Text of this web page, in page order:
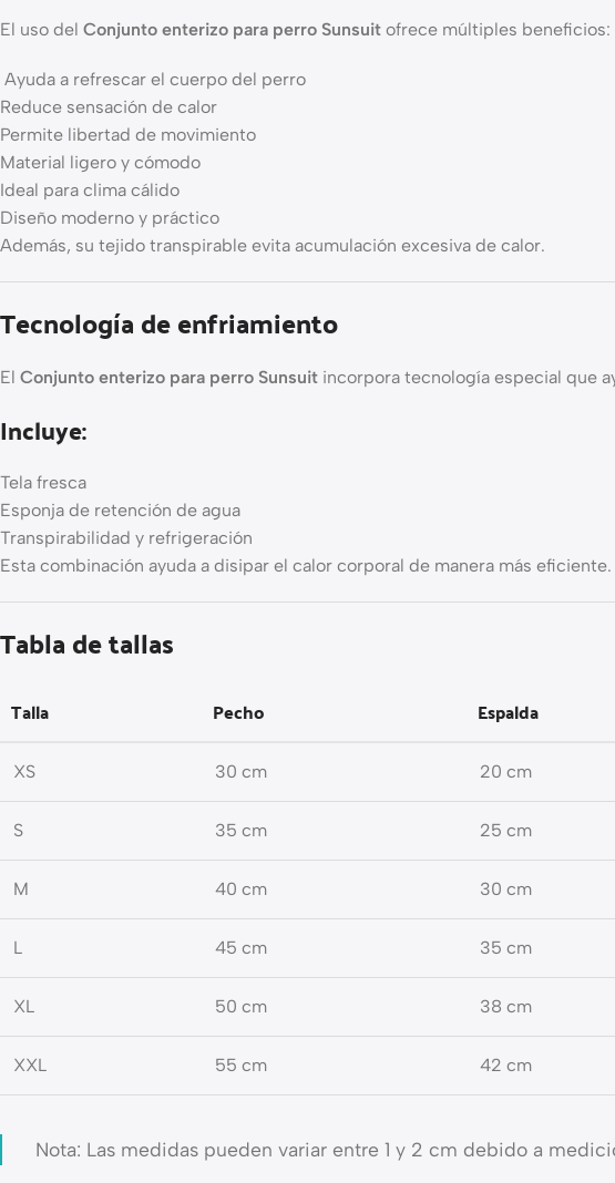
El uso del Conjunto enterizo para perro Sunsuit ofrece múltiples beneficios:
Ayuda a refrescar el cuerpo del perro
Reduce sensación de calor
Permite libertad de movimiento
Material ligero y cómodo
Ideal para clima cálido
Diseño moderno y práctico
Además, su tejido transpirable evita acumulación excesiva de calor.
Tecnología de enfriamiento
El Conjunto enterizo para perro Sunsuit incorpora tecnología especial que
Incluye:
Tela fresca
Esponja de retención de agua
Transpirabilidad y refrigeración
Esta combinación ayuda a disipar el calor corporal de manera más eficiente.
Tabla de tallas
Talla Pecho Espalda
XS 30 cm 20 cm
S 35 cm 25 cm
M 40 cm 30 cm
L 45 cm 35 cm
XL 50 cm 38 cm
XXL 55 cm 42 cm
Nota: Las medidas pueden variar entre 1 y 2 cm debido a